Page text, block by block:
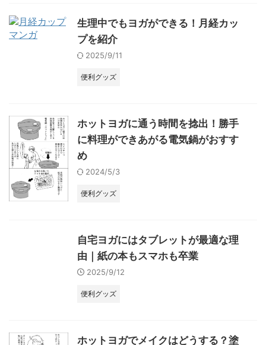
生理中でもヨガができる！月経カッ
プを紹介
2025/9/11
便利グッズ
ホットヨガに通う時間を捻出！勝手
に料理ができあがる電気鍋がおすす
め
2024/5/3
便利グッズ
自宅ヨガにはタブレットが最適な理
由｜紙の本もスマホも卒業
2025/9/12
便利グッズ
ホットヨガでメイクはどうする？塗